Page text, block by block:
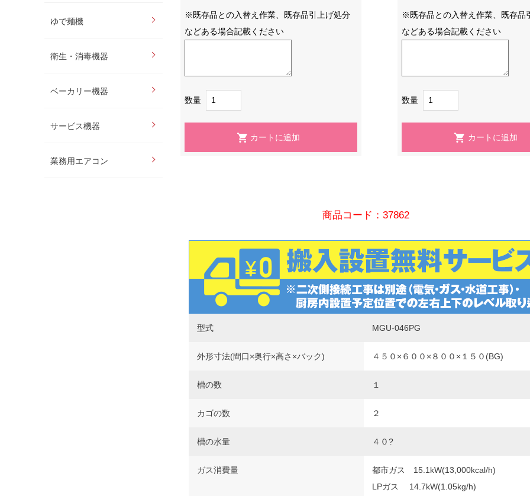
ゆで麺機
衛生・消毒機器
ベーカリー機器
サービス機器
業務用エアコン
※既存品との入替え作業、既存品引上げ処分
などある場合記載ください
数量
※既存品との入替え作業、既存品
などある場合記載ください
数量
商品コード：37862
型式 MGU-046PG
外形寸法(間口×奥行×高さ×バック) ４５０×６００×８００×１５０(BG)
槽の数 １
カゴの数 ２
槽の水量 ４０?
ガス消費量
都市ガス 15.1kW(13,000kcal/h)
LPガス 14.7kW(1.05kg/h)